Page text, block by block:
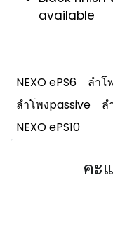
available
NEXO ePS6 ลำโ
ลำโพงpassive
ล
NEXO ePS10
คะ